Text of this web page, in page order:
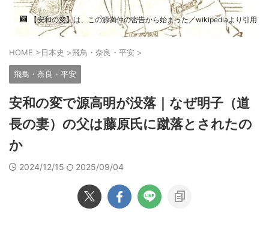
【安和の変】は、この源満仲の密告から始まった／wikipediaより引用
HOME >日本史 >飛鳥・奈良・平安 >
飛鳥・奈良・平安
安和の変で源高明が没落｜なぜ明子（道
長の妻）の父は藤原氏に蹴落とされたの
か
2024/12/15 2025/09/04